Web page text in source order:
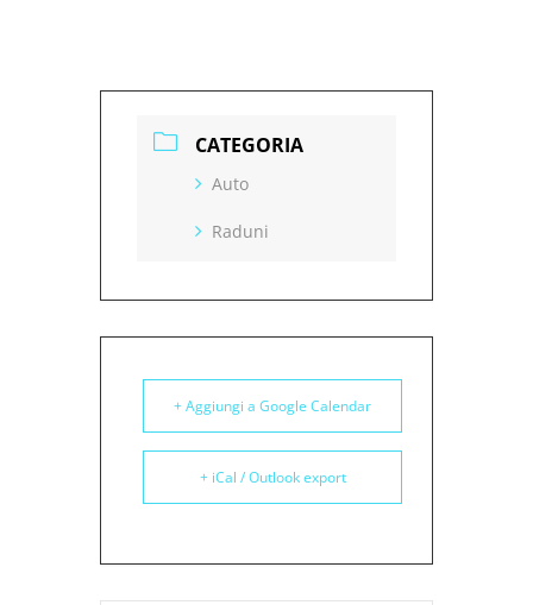
CATEGORIA
Auto
Raduni
+ Aggiungi a Google Calendar
+ iCal / Outlook export